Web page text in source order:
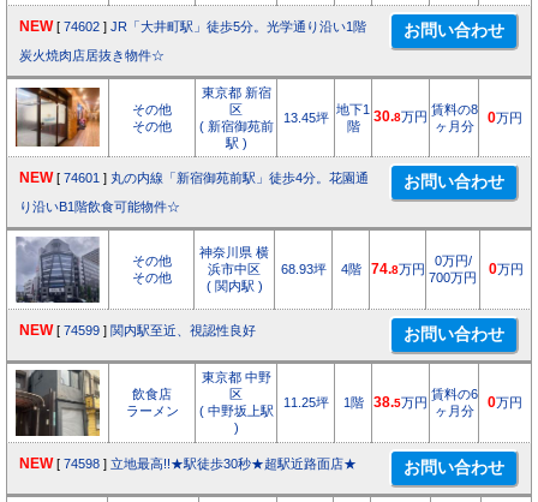
NEW [ 74602 ] JR「大井町駅」徒歩5分。光学通り沿い1階
炭火焼肉店居抜き物件☆
その他
その他
東京都 新宿
区
( 新宿御苑前
駅 )
13.45坪
地下1
階
30.8万円 賃料の8
ヶ月分
0万円
NEW [ 74601 ] 丸の内線「新宿御苑前駅」徒歩4分。花園通
り沿いB1階飲食可能物件☆
その他
その他
神奈川県 横
浜市中区
( 関内駅 )
68.93坪 4階 74.8万円
0万円/
700万円
0万円
NEW [ 74599 ] 関内駅至近、視認性良好
飲食店
ラーメン
東京都 中野
区
( 中野坂上駅
)
11.25坪 1階 38.5万円
賃料の6
ヶ月分
0万円
NEW [ 74598 ] 立地最高!!★駅徒歩30秒★超駅近路面店★